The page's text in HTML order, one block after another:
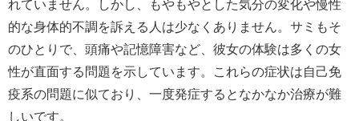
れていません。しかし、もやもやとした気分の変化や慢性
的な身体的不調を訴える人は少なくありません。サミもそ
のひとりで、頭痛や記憶障害など、彼女の体験は多くの女
性が直面する問題を示しています。これらの症状は自己免
疫系の問題に似ており、一度発症するとなかなか治療が難
しいです。